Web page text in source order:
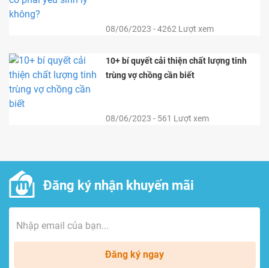
08/06/2023 - 4262 Lượt xem
10+ bí quyết cải thiện chất lượng tinh
trùng vợ chồng cần biết
08/06/2023 - 561 Lượt xem
Đăng ký nhận khuyến mãi
Đăng ký ngay